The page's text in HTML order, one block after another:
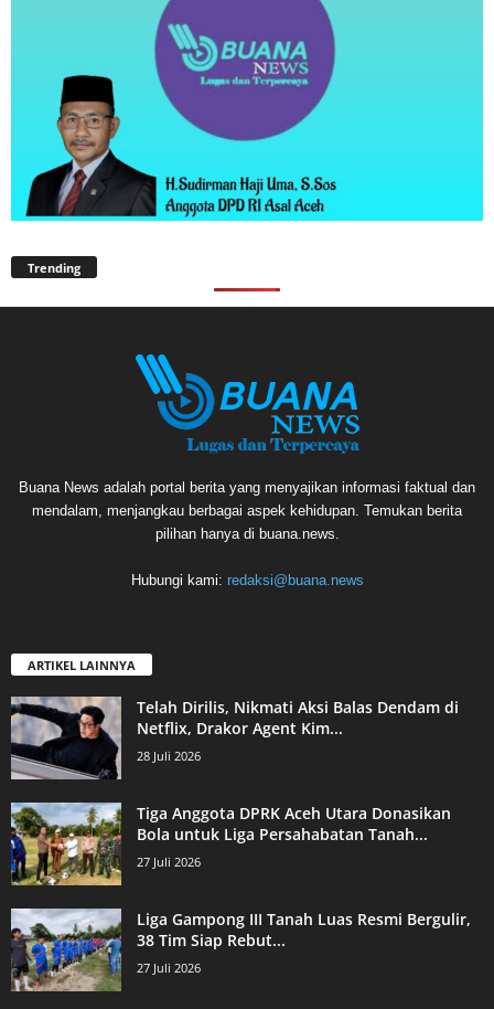
Trending
Buana News adalah portal berita yang menyajikan informasi faktual dan
mendalam, menjangkau berbagai aspek kehidupan. Temukan berita
pilihan hanya di buana.news.
Hubungi kami: redaksi@buana.news
ARTIKEL LAINNYA
Telah Dirilis, Nikmati Aksi Balas Dendam di
Netflix, Drakor Agent Kim...
28 Juli 2026
Tiga Anggota DPRK Aceh Utara Donasikan
Bola untuk Liga Persahabatan Tanah...
27 Juli 2026
Liga Gampong III Tanah Luas Resmi Bergulir,
38 Tim Siap Rebut...
27 Juli 2026